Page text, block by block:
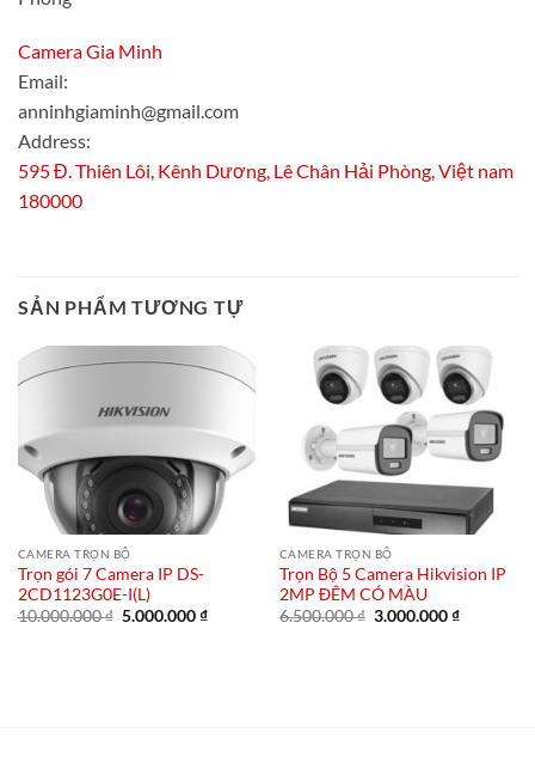
Camera Gia Minh
Email:
anninhgiaminh@gmail.com
Address:
595 Đ. Thiên Lôi, Kênh Dương, Lê Chân Hải Phòng, Việt nam
180000
SẢN PHẨM TƯƠNG TỰ
CAMERA TRỌN BỘ
Trọn gói 7 Camera IP DS-
2CD1123G0E-I(L)
10.000.000₫ Giá
5.000.000₫Giá
CAMERA TRỌN BỘ
Trọn Bộ 5 Camera Hikvision IP
2MP ĐÊM CÓ MÀU
6.500.000₫ Giá
3.000.000₫Giá